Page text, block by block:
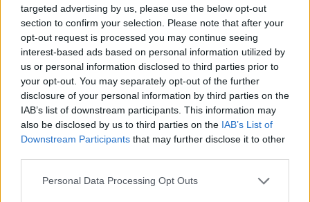
targeted advertising by us, please use the below opt-out
section to confirm your selection. Please note that after your
opt-out request is processed you may continue seeing
interest-based ads based on personal information utilized by
us or personal information disclosed to third parties prior to
your opt-out. You may separately opt-out of the further
disclosure of your personal information by third parties on the
IAB’s list of downstream participants. This information may
also be disclosed by us to third parties on the IAB’s List of
Downstream Participants that may further disclose it to other
Please note that this website/app uses one or more Google
Personal Data Processing Opt Outs
Magyar szempontból fontos újdonság, hogy
ekkor nyert először aranyérmet magyar nő,
sőt, rögtön kettőt is: tőrvívásban és
magasugrásban is. Továbbá 1936-ban
szerepelt első ízben a kajak-kenu és a
kézilabda sportága, amelyekben a magyar
sportolók ma a világ élvonalába tartoznak. A
berlini olimpián a magyar csapat összesen 16
érmet szerzett.
összesen száztizennégy magyar atléta vitte